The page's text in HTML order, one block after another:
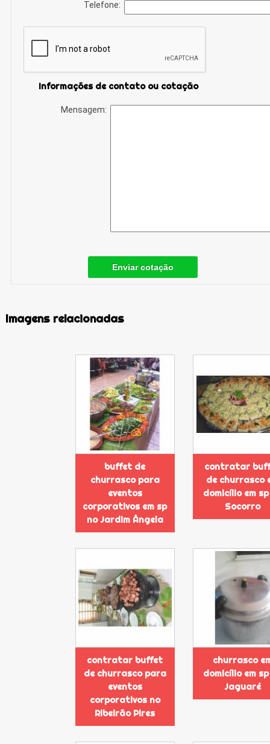
Telefone:
Informações de contato ou cotação
Mensagem:
Enviar cotação
Imagens relacionadas
buffet de
churrasco para
eventos
corporativos em sp
no Jardim Ângela
contratar
de churrasco
domicílio em
Socorro
contratar buffet
de churrasco para
eventos
corporativos no
Ribeirão Pires
churrasco
domicílio em
Jaguaré